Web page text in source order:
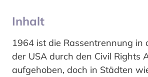
Inhalt
1964 ist die Rassentrennung in
der USA durch den Civil Rights
aufgehoben, doch in Städten